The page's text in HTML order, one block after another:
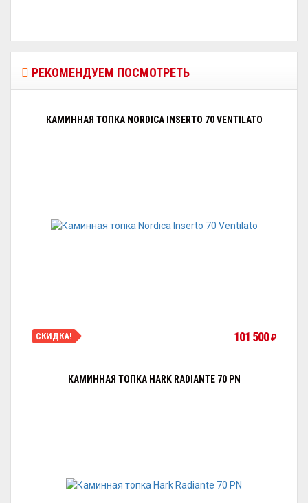
РЕКОМЕНДУЕМ ПОСМОТРЕТЬ
КАМИННАЯ ТОПКА NORDICA INSERTO 70 VENTILATO
СКИДКА! 101 500 ₽
КАМИННАЯ ТОПКА HARK RADIANTE 70 PN